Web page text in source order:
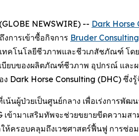
NEWSWIRE) -- Dark Horse
การเข้าซื้อกิจการ Bruder
ทคโนโลยีชีวภาพและชีวเภสัชภัณฑ์ โ
ยบของผลิตภัณฑ์ชีวภาพ อุปกรณ์ แล
Dark Horse Consulting (DHC) ซึ่ง
น้นผู้ป่วยเป็นศูนย์กลาง เพื่อเร่งการ
เข้ามาเสริมทัพจะช่วยขยายขีดความ
ให้ครอบคลุมถึงเวชศาสตร์ฟื้นฟู การซ่อ